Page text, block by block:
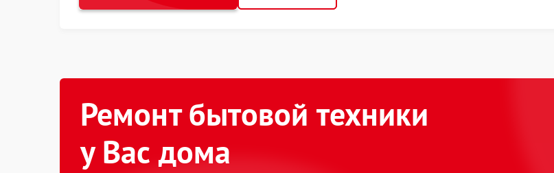
Ремонт бытовой техники
у Вас дома